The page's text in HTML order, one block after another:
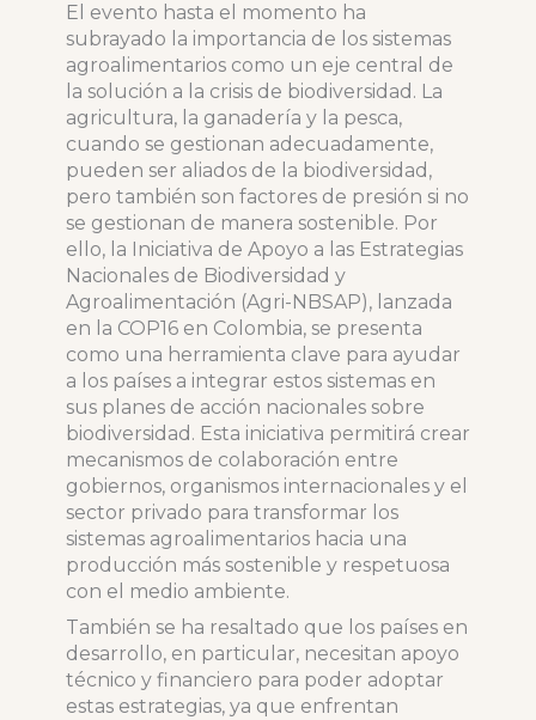
El evento hasta el momento ha
subrayado la importancia de los sistemas
agroalimentarios como un eje central de
la solución a la crisis de biodiversidad. La
agricultura, la ganadería y la pesca,
cuando se gestionan adecuadamente,
pueden ser aliados de la biodiversidad,
pero también son factores de presión si no
se gestionan de manera sostenible. Por
ello, la Iniciativa de Apoyo a las Estrategias
Nacionales de Biodiversidad y
Agroalimentación (Agri-NBSAP), lanzada
en la COP16 en Colombia, se presenta
como una herramienta clave para ayudar
a los países a integrar estos sistemas en
sus planes de acción nacionales sobre
biodiversidad. Esta iniciativa permitirá crear
mecanismos de colaboración entre
gobiernos, organismos internacionales y el
sector privado para transformar los
sistemas agroalimentarios hacia una
producción más sostenible y respetuosa
con el medio ambiente.
También se ha resaltado que los países en
desarrollo, en particular, necesitan apoyo
técnico y financiero para poder adoptar
estas estrategias, ya que enfrentan